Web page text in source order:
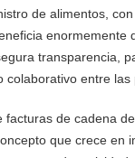
de alimentos,
enormemente
transparencia,
colaborativo entre las
facturas de cadena
que crece en